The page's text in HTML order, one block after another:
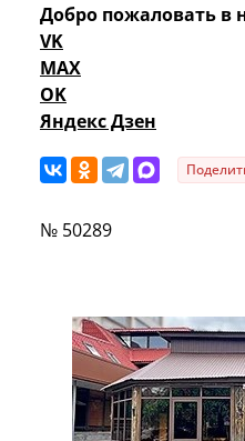
Добро пожаловать в
VK
MAX
OK
Яндекс Дзен
№ 50289